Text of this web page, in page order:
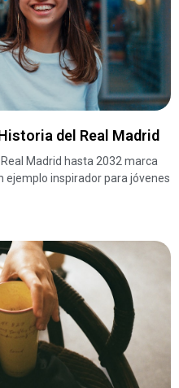
del Real Madrid
Real Madrid hasta 2032 marca
ejemplo inspirador para jóvenes